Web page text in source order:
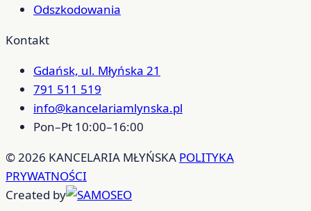
Odszkodowania
Kontakt
Gdańsk, ul. Młyńska 21
791 511 519
info@kancelariamlynska.pl
Pon–Pt 10:00–16:00
© 2026 KANCELARIA MŁYŃSKA POLITYKA
PRYWATNOŚCI
Created by